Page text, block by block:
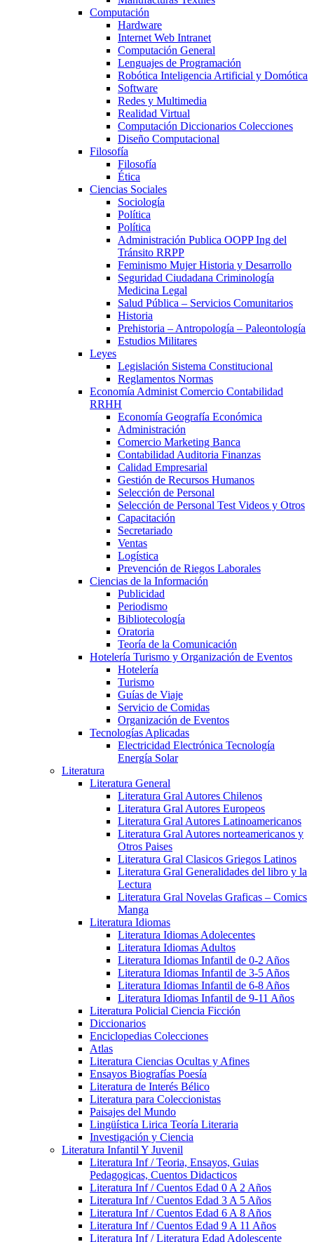
Computación
Hardware
Internet Web Intranet
Computación General
Lenguajes de Programación
Robótica Inteligencia Artificial y Domótica
Software
Redes y Multimedia
Realidad Virtual
Computación Diccionarios Colecciones
Diseño Computacional
Filosofía
Filosofía
Ética
Ciencias Sociales
Sociología
Política
Política
Administración Publica OOPP Ing del
Tránsito RRPP
Feminismo Mujer Historia y Desarrollo
Seguridad Ciudadana Criminología
Medicina Legal
Salud Pública – Servicios Comunitarios
Historia
Prehistoria – Antropología – Paleontología
Estudios Militares
Leyes
Legislación Sistema Constitucional
Reglamentos Normas
Economía Administ Comercio Contabilidad
RRHH
Economía Geografía Económica
Administración
Comercio Marketing Banca
Contabilidad Auditoria Finanzas
Calidad Empresarial
Gestión de Recursos Humanos
Selección de Personal
Selección de Personal Test Videos y Otros
Capacitación
Secretariado
Ventas
Logística
Prevención de Riegos Laborales
Ciencias de la Información
Publicidad
Periodismo
Bibliotecología
Oratoria
Teoría de la Comunicación
Hotelería Turismo y Organización de Eventos
Hotelería
Turismo
Guías de Viaje
Servicio de Comidas
Organización de Eventos
Tecnologías Aplicadas
Electricidad Electrónica Tecnología
Energía Solar
Literatura
Literatura General
Literatura Gral Autores Chilenos
Literatura Gral Autores Europeos
Literatura Gral Autores Latinoamericanos
Literatura Gral Autores norteamericanos y
Otros Paises
Literatura Gral Clasicos Griegos Latinos
Literatura Gral Generalidades del libro y la
Lectura
Literatura Gral Novelas Graficas – Comics
Manga
Literatura Idiomas
Literatura Idiomas Adolecentes
Literatura Idiomas Adultos
Literatura Idiomas Infantil de 0-2 Años
Literatura Idiomas Infantil de 3-5 Años
Literatura Idiomas Infantil de 6-8 Años
Literatura Idiomas Infantil de 9-11 Años
Literatura Policial Ciencia Ficción
Diccionarios
Enciclopedias Colecciones
Atlas
Literatura Ciencias Ocultas y Afines
Ensayos Biografías Poesía
Literatura de Interés Bélico
Literatura para Coleccionistas
Paisajes del Mundo
Lingüística Lirica Teoría Literaria
Investigación y Ciencia
Literatura Infantil Y Juvenil
Literatura Inf / Teoria, Ensayos, Guias
Pedagogicas, Cuentos Didacticos
Literatura Inf / Cuentos Edad 0 A 2 Años
Literatura Inf / Cuentos Edad 3 A 5 Años
Literatura Inf / Cuentos Edad 6 A 8 Años
Literatura Inf / Cuentos Edad 9 A 11 Años
Literatura Inf / Literatura Edad Adolescente